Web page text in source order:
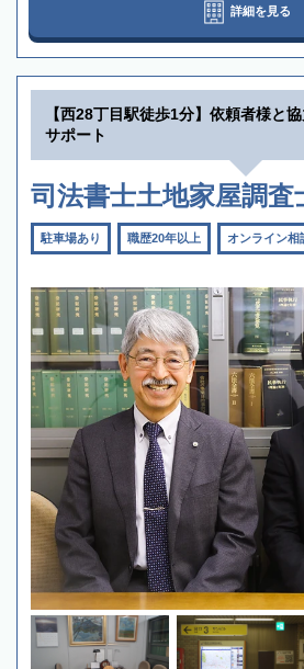
詳細を見る
【西28丁目駅徒歩1分】依頼者様と
サポート
司法書士土地家屋調査
駐車場あり 職歴20年以上 オンライン相